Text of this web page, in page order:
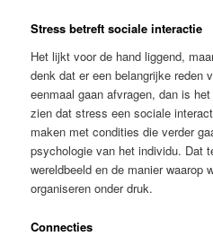
Stress betreft sociale interactie
Het lijkt voor de hand liggend,
denk dat er een belangrijke reden
eenmaal gaan afvragen, dan is
zien dat stress een sociale
maken met condities die verder
psychologie van het individu. Dat
wereldbeeld en de manier waarop
organiseren onder druk.
Connecties